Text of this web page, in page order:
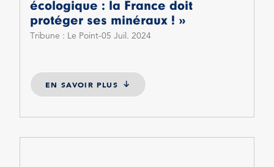
écologique : la France doit
protéger ses minéraux ! »
Tribune : Le Point 05 Juil. 2024
EN SAVOIR PLUS